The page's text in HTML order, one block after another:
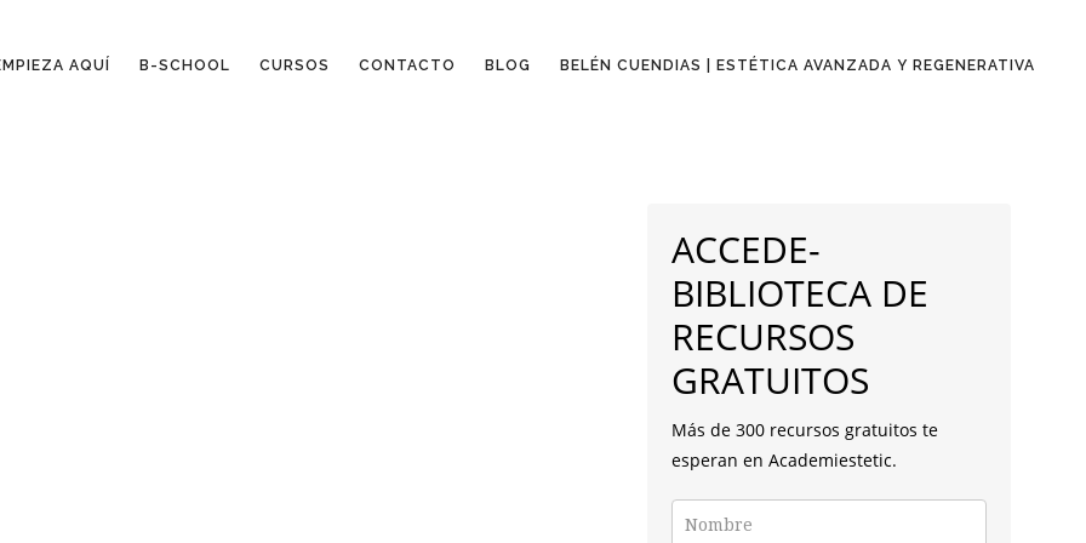
AQUÍ B-SCHOOL CURSOS CONTACTO BLOG BELÉN CUENDIAS | ESTÉTICA AVANZADA Y REGENERATIVA
LATERAL
PRINCIPAL
ACCEDE-
BIBLIOTECA DE
RECURSOS
GRATUITOS
Más de 300 recursos gratuitos te
esperan en Academiestetic.